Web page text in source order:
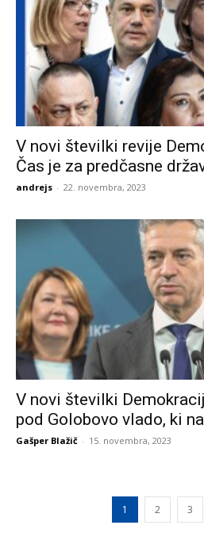
V novi številki revije
Čas je za predčasne
andrejs - 22. novembra, 2023
V novi številki
pod Golobovo vlado, ki
Gašper Blažič - 15. novembra, 2023
1 2 3